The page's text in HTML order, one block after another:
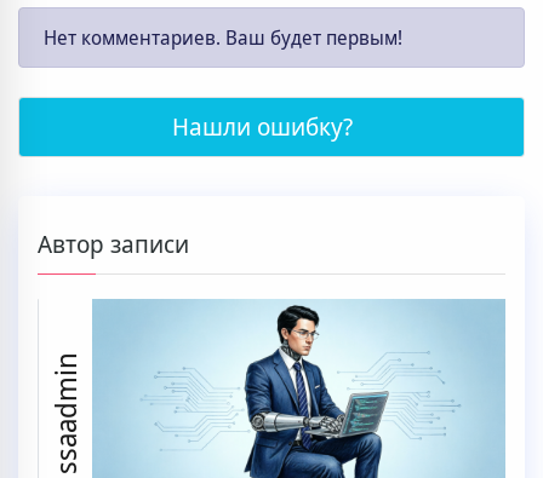
Нет комментариев. Ваш будет первым!
Нашли ошибку?
Автор записи
ssaadmin